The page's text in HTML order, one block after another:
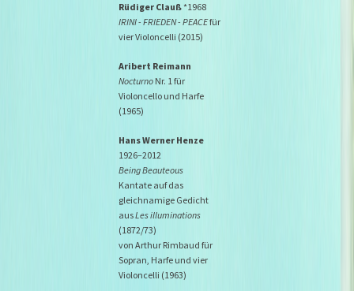
Rüdiger Clauß*1968
IRINI - FRIEDEN - PEACEfür
vier Violoncelli (2015)
Aribert Reimann
Nocturno Nr. 1 für
Violoncello und Harfe
(1965)
Hans Werner Henze
1926–2012
Being Beauteous
Kantate auf das
gleichnamige Gedicht
ausLes illuminations
(1872/73)
von Arthur Rimbaud für
Sopran, Harfe und vier
Violoncelli (1963)